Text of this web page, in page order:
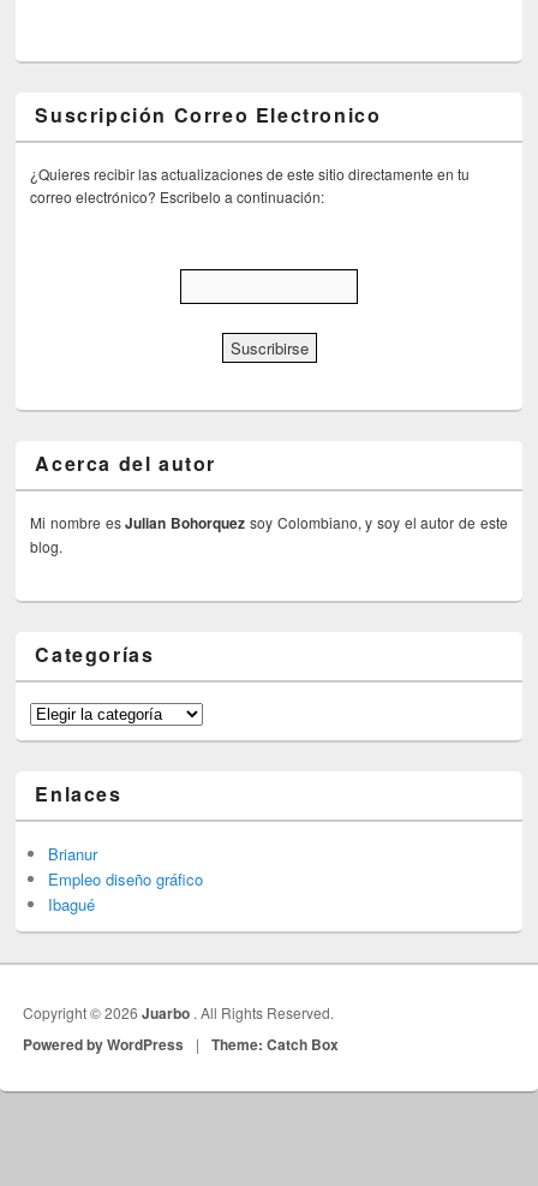
Suscripción Correo Electronico
¿Quieres recibir las actualizaciones de este sitio directamente en tu
correo electrónico? Escribelo a continuación:
Acerca del autor
Mi nombre esJulian Bohorquez soy Colombiano, y soy el autor de este
blog.
Categorías
Categorías
Enlaces
Brianur
Empleo diseño gráfico
Ibagué
Copyright © 2026Juarbo . All Rights Reserved.
Powered by WordPress | Theme: Catch Box